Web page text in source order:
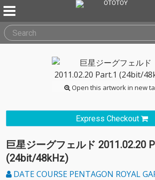
Open this artwork in new
Express Checkout
巨星ジーグフェルド 2011.02.20
(24bit/48kHz)
DATE COURSE PENTAGON ROYAL